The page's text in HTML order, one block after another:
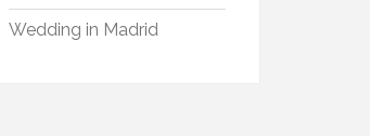
Wedding in Madrid